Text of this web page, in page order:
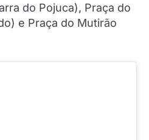
do Pojuca), Praça do
e Praça do Mutirão